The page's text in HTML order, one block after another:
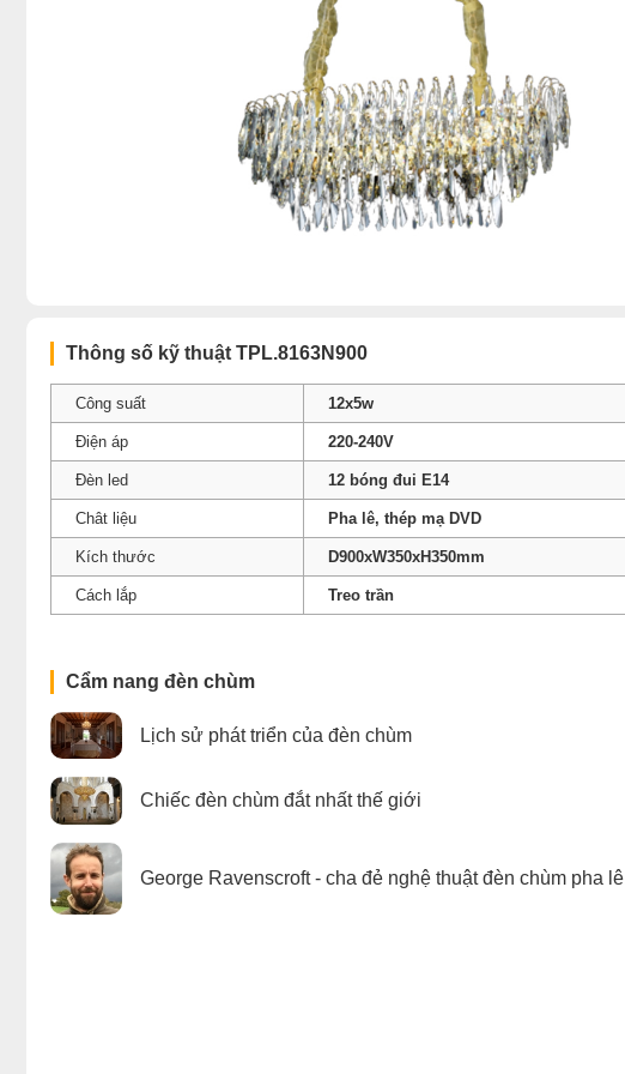
Thông số kỹ thuật TPL.8163N900
Công suất 12x5w
Điện áp 220-240V
Đèn led 12 bóng đui E14
Chât liệu Pha lê, thép mạ DVD
Kích thước D900xW350xH350mm
Cách lắp Treo trần
Cẩm nang đèn chùm
Lịch sử phát triển của đèn chùm
Chiếc đèn chùm đắt nhất thế giới
George Ravenscroft - cha đẻ nghệ thuật đèn chùm pha lê